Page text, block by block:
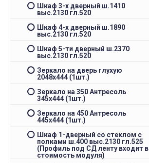
Шкаф 3-х дверный ш.1410
выс.2130 гл.520
Шкаф 4-х дверный ш.1890
выс.2130 гл.520
Шкаф 5-ти дверный ш.2370
выс.2130 гл.520
Зеркало на дверь глухую
2048х444 (1шт.)
Зеркало на 350 Антресоль
345х444 (1шт.)
Зеркало на 450 Антресоль
445х444 (1шт.)
Шкаф 1-дверный со стеклом с
полками ш.400 выс.2130 гл.525
(Профиль под СД ленту входит в
стоимость модуля)